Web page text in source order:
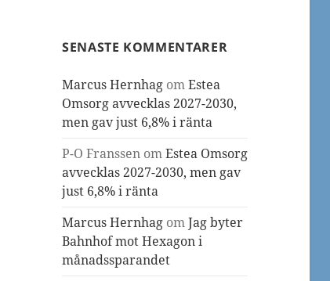
SENASTE KOMMENTARER
Marcus Hernhag omEstea
Omsorg avvecklas 2027-2030,
men gav just 6,8% i ränta
P-O Franssen omEstea Omsorg
avvecklas 2027-2030, men gav
just 6,8% i ränta
Marcus Hernhag omJag byter
Bahnhof mot Hexagon i
månadssparandet